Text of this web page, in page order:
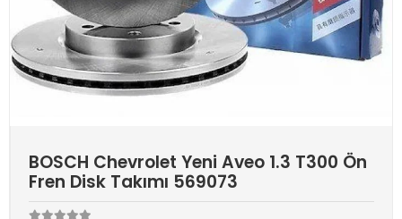
BOSCH Chevrolet Yeni Aveo 1.3 T300 Ön
Fren Disk Takımı 569073